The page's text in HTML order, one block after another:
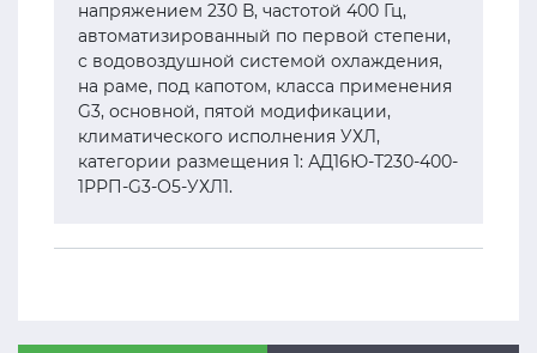
напряжением 230 В, частотой 400 Гц,
автоматизированный по первой степени,
с водовоздушной системой охлаждения,
на раме, под капотом, класса применения
G3, основной, пятой модификации,
климатического исполнения УХЛ,
категории размещения 1: АД16Ю-Т230-400-
1РРП-G3-О5-УХЛ1.